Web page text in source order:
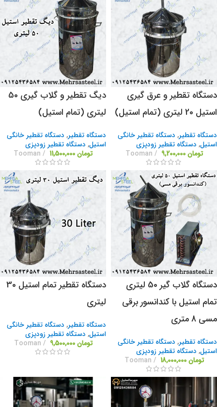
دستگاه تقطیر و عرق گیری
استیل 20 لیتری (تمام استیل)
دستگاه تقطیر, دستگاه تقطیر خانگی
استیل, دستگاه تقطیر زودپزی
تومان9,200,000
Tooman
دیگ تقطیر و گلاب گیری 50
لیتری (تمام استیل)
دستگاه تقطیر, دستگاه تقطیر خانگی
استیل, دستگاه تقطیر زودپزی
تومان
Tooman
دستگاه گلاب گیر 50 لیتری
تمام استیل با کندانسور برقی
مسی 8 متری
دستگاه تقطیر, دستگاه تقطیر خانگی
استیل, دستگاه تقطیر زودپزی
تومان18,000,000
Tooman
دستگاه تقطیر تمام استیل 30
لیتری
دستگاه تقطیر, دستگاه تقطیر خانگی
استیل, دستگاه تقطیر زودپزی
تومان9,500,000
Tooman